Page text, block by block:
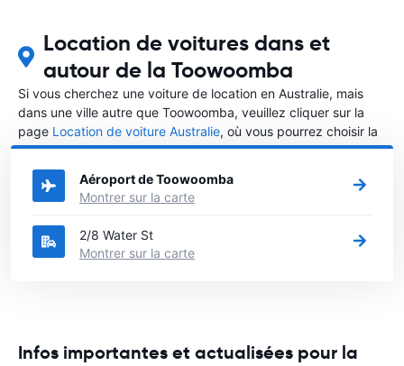
Location de voitures dans et
autour de la Toowoomba
Si vous cherchez une voiture de location en Australie, mais
dans une ville autre que Toowoomba, veuillez cliquer sur la
page Location de voiture Australie, où vous pourrez choisir la
ville dans le Australie où vous souhaitez louer une voiture.
Aéroport de Toowoomba
Montrer sur la carte
2/8 Water St
Montrer sur la carte
Infos importantes et actualisées pour la